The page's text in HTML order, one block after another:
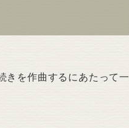
きを作曲するにあたって一